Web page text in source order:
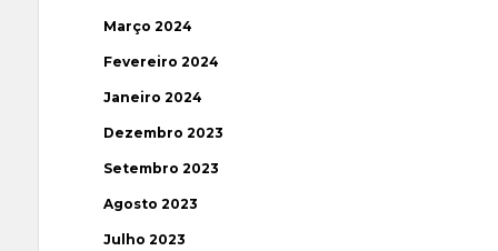
Março 2024
Fevereiro 2024
Janeiro 2024
Dezembro 2023
Setembro 2023
Agosto 2023
Julho 2023